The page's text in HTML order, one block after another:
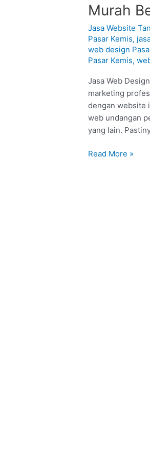
Murah
Jasa Website
Pasar Kemis,
web design
Pasar Kemis,
Jasa Web
marketing
dengan website
web undangan
yang lain.
Design
di
Pasar
Kemis
–
:
Murah
Berkualitas
#1
Read More »